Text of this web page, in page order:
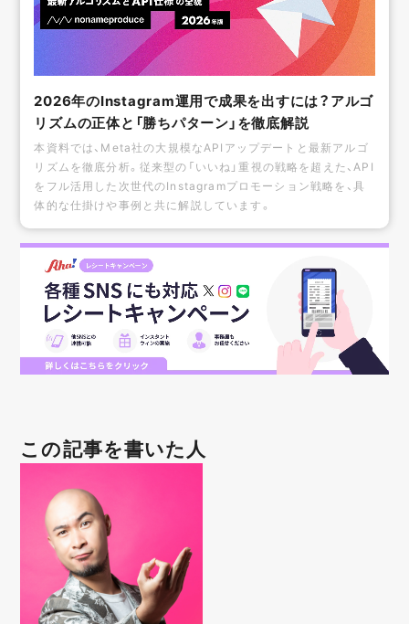
2026年のInstagram運用で成果を出すには？アルゴ
リズムの正体と「勝ちパターン」を徹底解説
本資料では、Meta社の大規模なAPIアップデートと最新アルゴ
リズムを徹底分析。従来型の「いいね」重視の戦略を超えた、API
をフル活用した次世代のInstagramプロモーション戦略を、具
体的な仕掛けや事例と共に解説しています。
この記事を書いた人